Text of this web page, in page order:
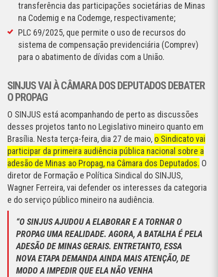
transferência das participações societárias de Minas
na Codemig e na Codemge, respectivamente;
PLC 69/2025, que permite o uso de recursos do
sistema de compensação previdenciária (Comprev)
para o abatimento de dívidas com a União.
SINJUS VAI À CÂMARA DOS DEPUTADOS DEBATER
O PROPAG
O SINJUS está acompanhando de perto as discussões
desses projetos tanto no Legislativo mineiro quanto em
Brasília. Nesta terça-feira, dia 27 de maio, o Sindicato vai
participar da primeira audiência pública nacional sobre a
adesão de Minas ao Propag, na Câmara dos Deputados. O
diretor de Formação e Política Sindical do SINJUS,
Wagner Ferreira, vai defender os interesses da categoria
e do serviço público mineiro na audiência.
“O SINJUS AJUDOU A ELABORAR E A TORNAR O
PROPAG UMA REALIDADE. AGORA, A BATALHA É PELA
ADESÃO DE MINAS GERAIS. ENTRETANTO, ESSA
NOVA ETAPA DEMANDA AINDA MAIS ATENÇÃO, DE
MODO A IMPEDIR QUE ELA NÃO VENHA